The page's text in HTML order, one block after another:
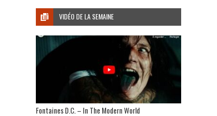
VIDÉO DE LA SEMAINE
Fontaines D.C. – In The Modern World